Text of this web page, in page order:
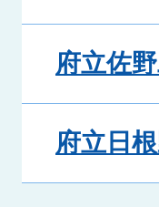
府立佐
府立日